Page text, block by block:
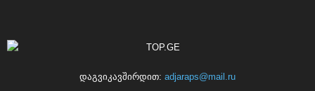
დაგვიკავშირდით: adjaraps@mail.ru